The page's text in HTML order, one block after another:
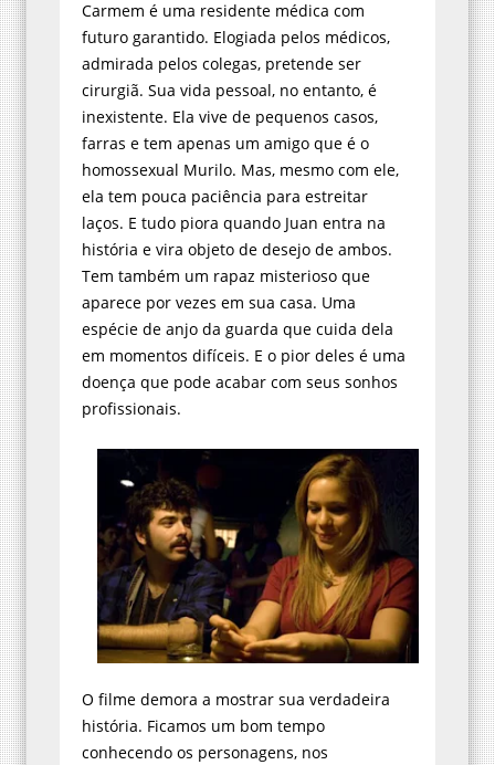
Carmem é uma residente médica com
futuro garantido. Elogiada pelos médicos,
admirada pelos colegas, pretende ser
cirurgiã. Sua vida pessoal, no entanto, é
inexistente. Ela vive de pequenos casos,
farras e tem apenas um amigo que é o
homossexual Murilo. Mas, mesmo com ele,
ela tem pouca paciência para estreitar
laços. E tudo piora quando Juan entra na
história e vira objeto de desejo de ambos.
Tem também um rapaz misterioso que
aparece por vezes em sua casa. Uma
espécie de anjo da guarda que cuida dela
em momentos difíceis. E o pior deles é uma
doença que pode acabar com seus sonhos
profissionais.
O filme demora a mostrar sua verdadeira
história. Ficamos um bom tempo
conhecendo os personagens, nos